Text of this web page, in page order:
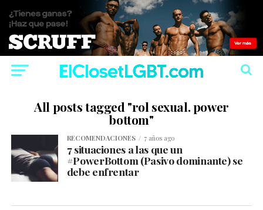
All posts tagged "rol sexual. power
bottom"
RECOMENDACIONES 7 años ago
7 situaciones a las que un
#PowerBottom (Pasivo dominante) se
debe enfrentar